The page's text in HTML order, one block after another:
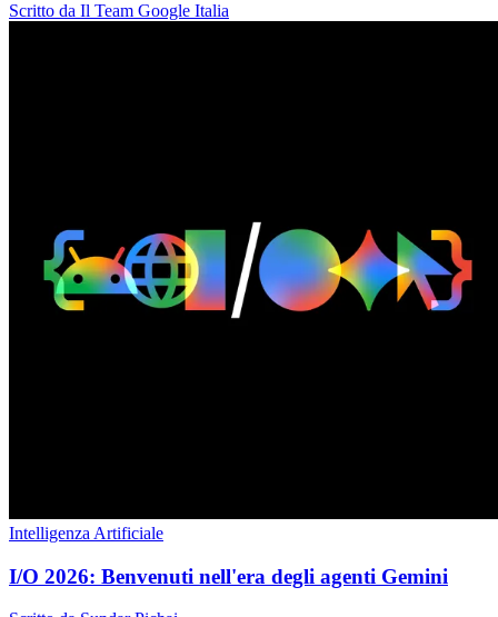
Scritto da Il Team Google Italia
Intelligenza Artificiale
I/O 2026: Benvenuti nell'era degli agenti Gemini